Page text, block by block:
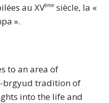
au XVème siècle, la «
».
to an area of
brgyud tradition of
into the life and